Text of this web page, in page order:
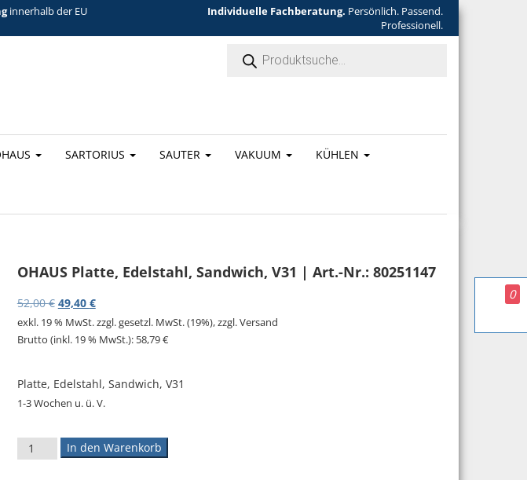
innerhalb der EU Individuelle Fachberatung. Persönlich. Passend.
Professionell.
SARTORIUS SAUTER VAKUUM KÜHLEN
OHAUS Platte, Edelstahl, Sandwich, V31 | Art.-Nr.: 80251147
52,00€ Ursprünglicher Preis war: 52,00 €
49,40 €Aktueller Preis ist: 49,40 €.
exkl. 19 % MwSt.zzgl. gesetzl. MwSt. (19%), zzgl. Versand
Brutto (inkl. 19 % MwSt.): 58,79€
Platte, Edelstahl, Sandwich, V31
1-3 Wochen u. ü. V.
OHAUS Platte, Edelstahl, Sandwich, V31 | Art.-Nr.: 80251147 Menge
In den Warenkorb
0